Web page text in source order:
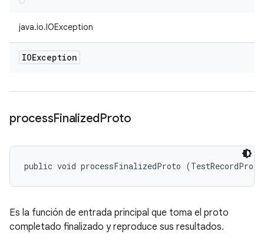
java.io.IOException
IOException
processFinalizedProto
public void processFinalizedProto
Es la función de entrada principal que toma el proto
completado finalizado y reproduce sus resultados.